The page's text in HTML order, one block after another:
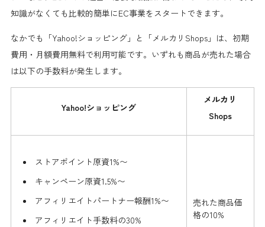
知識がなくても比較的簡単にEC事業をスタートできます。
なかでも「Yahoo!ショッピング」と「メルカリShops」は、初期
費用・月額費用無料で利用可能です。いずれも商品が売れた場合
は以下の手数料が発生します。
Yahoo!ショッピング
メルカリ
Shops
ストアポイント原資1%〜
キャンペーン原資1.5%〜
アフィリエイトパートナー報酬1%〜
アフィリエイト手数料の30%
売れた商品価
格の10%